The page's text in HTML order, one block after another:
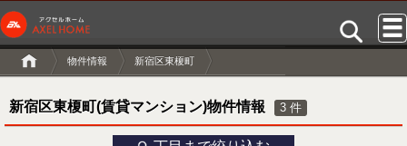
物件情報 新宿区東榎町
新宿区東榎町(賃貸マンション)物件情報 3 件